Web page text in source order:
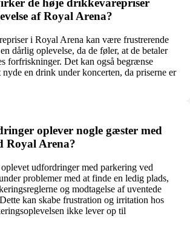
de høje drikkevarepriser
af Royal Arena?
i Royal Arena kan være frustrerende
dårlig oplevelse, da de føler, at de betaler
forfriskninger. Det kan også begrænse
en drink under koncerten, da priserne er
oplever nogle gæster med
Royal Arena?
udfordringer med parkering ved
problemer med at finde en ledig plads,
og modtagelse af uventede
kan skabe frustration og irritation hos
ikke lever op til